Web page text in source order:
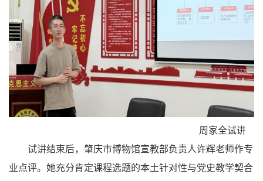
周家全试讲
试讲结束后，肇庆市博物馆宣教部负责人许辉老师作专
业点评。她充分肯定课程选题的本土针对性与党史教学契合